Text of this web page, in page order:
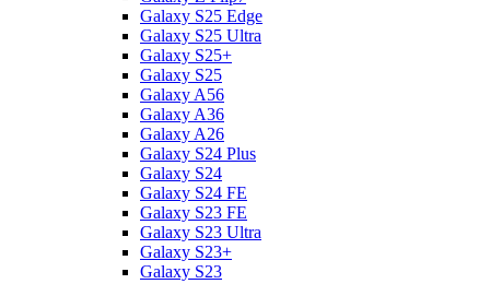
Galaxy S25 Edge
Galaxy S25 Ultra
Galaxy S25+
Galaxy S25
Galaxy A56
Galaxy A36
Galaxy A26
Galaxy S24 Plus
Galaxy S24
Galaxy S24 FE
Galaxy S23 FE
Galaxy S23 Ultra
Galaxy S23+
Galaxy S23